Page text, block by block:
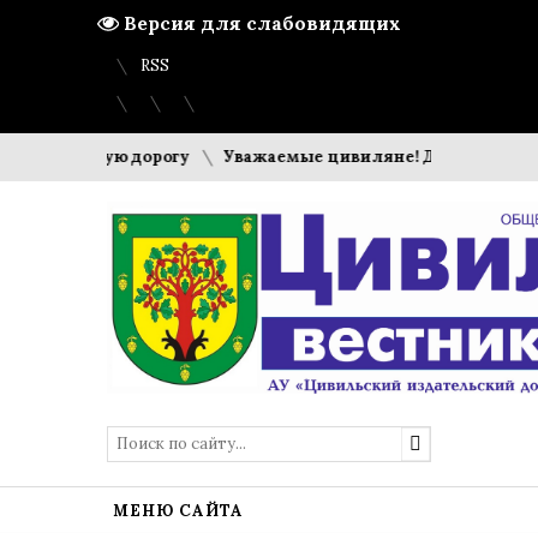
Версия для слабовидящих
Вход Регистрация
Карта сайта
RSS
новую дорогу Уважаемые цивиляне! Дорогие
МЕНЮ САЙТА